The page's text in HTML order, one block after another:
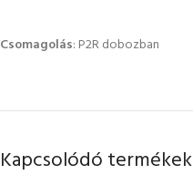
Csomagolás: P2R dobozban
Kapcsolódó termékek